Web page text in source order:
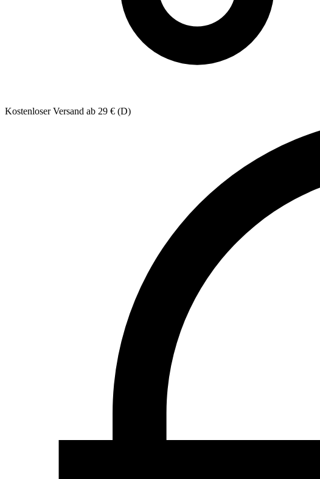
Kostenloser Versand ab 29 € (D)